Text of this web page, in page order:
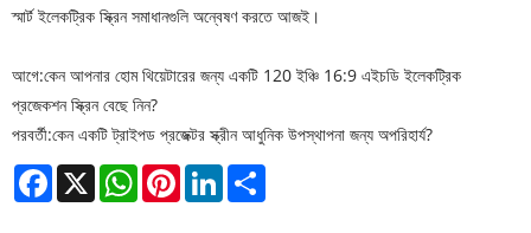
স্মার্ট ইলেকট্রিক স্ক্রিন সমাধানগুলি অন্বেষণ করতে আজই।
আগে:কেন আপনার হোম থিয়েটারের জন্য একটি 120 ইঞ্চি 16:9 এইচডি ইলেকট্রিক
প্রজেকশন স্ক্রিন বেছে নিন?
পরবর্তী:কেন একটি ট্রাইপড প্রজেক্টর স্ক্রীন আধুনিক উপস্থাপনা জন্য অপরিহার্য?
Facebook
X WhatsAppPinterestLinkedIn